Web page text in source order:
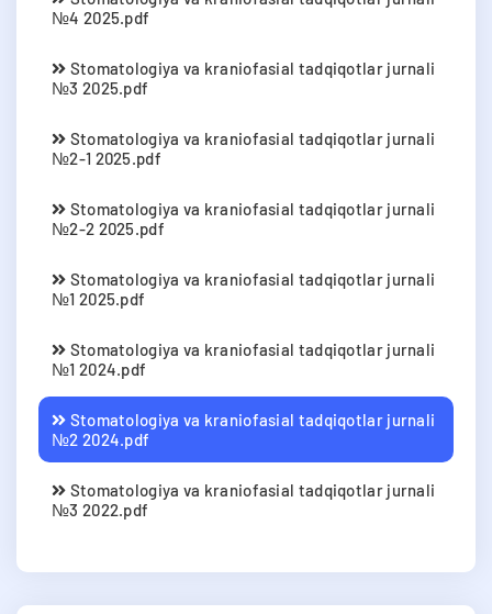
№4 2025.pdf
Stomatologiya va kraniofasial tadqiqotlar jurnali
№3 2025.pdf
Stomatologiya va kraniofasial tadqiqotlar jurnali
№2-1 2025.pdf
Stomatologiya va kraniofasial tadqiqotlar jurnali
№2-2 2025.pdf
Stomatologiya va kraniofasial tadqiqotlar jurnali
№1 2025.pdf
Stomatologiya va kraniofasial tadqiqotlar jurnali
№1 2024.pdf
Stomatologiya va kraniofasial tadqiqotlar jurnali
№2 2024.pdf
Stomatologiya va kraniofasial tadqiqotlar jurnali
№3 2022.pdf